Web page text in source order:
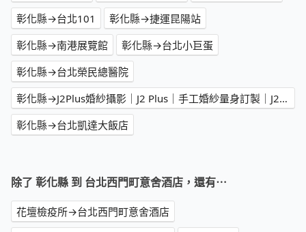
彰化縣→台北101
彰化縣→捷運昆陽站
彰化縣→南港展覽館
彰化縣→台北小巨蛋
彰化縣→台北榮民總醫院
彰化縣→J2Plus婚紗攝影｜J2 Plus｜手工婚紗量身訂製｜J2 婚紗｜台北婚紗推薦｜台北禮服單租｜新娘秘書｜台北婚攝｜台北閨蜜寫真｜台北親子寫真｜台北寵物婚紗｜台北大尺碼婚紗｜台北孕婦寫真｜台北同性婚紗｜
彰化縣→台北凱達大飯店
除了 彰化縣 到 台北西門町意舍酒店，還有⋯
花壇檢疫所→台北西門町意舍酒店